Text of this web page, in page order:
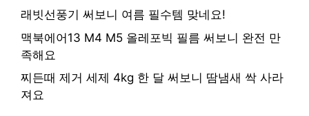
래빗선풍기 써보니 여름 필수템 맞네요!
맥북에어13 M4 M5 올레포빅 필름 써보니 완전 만
족해요
찌든때 제거 세제 4kg 한 달 써보니 땀냄새 싹 사라
져요